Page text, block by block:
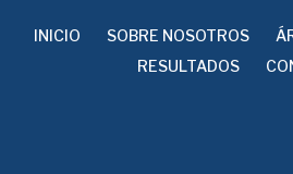
INICIO SOBRE NOSOTROS
RESULTADOS